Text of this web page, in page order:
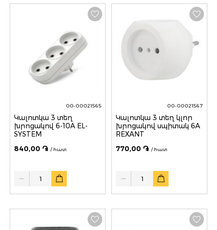
00-00021565
Կալոտկա 3 տեղ
խրոցակով 6-10A EL-
SYSTEM
840,00 ֏ / հատ
Quantity
00-00021567
Կալոտկա 3 տեղ կլոր
խրոցակով սպիտակ 6A
REXANT
770,00 ֏ / հատ
Quantity